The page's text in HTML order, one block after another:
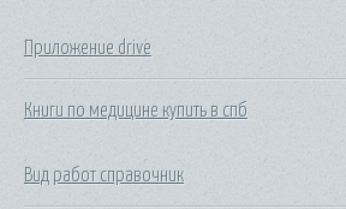
Приложение drive
Книги по медицине купить в спб
Вид работ справочник